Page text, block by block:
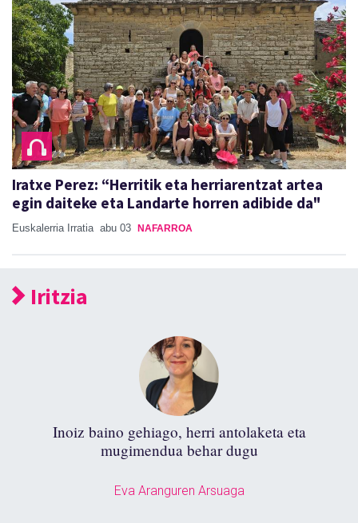
Iratxe Perez: “Herritik eta herriarentzat artea
egin daiteke eta Landarte horren adibide da"
Euskalerria Irratia abu 03 NAFARROA
Iritzia
Inoiz baino gehiago, herri antolaketa eta
mugimendua behar dugu
Eva Aranguren Arsuaga